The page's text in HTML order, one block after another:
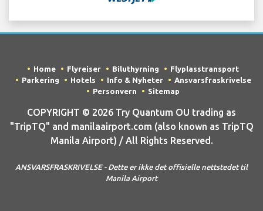
Home Flyreiser Biluthyrning
Flyplasstransport
Parkering
Hotels Info & Nyheter
Ansvarsfraskrivelse
Personvern
Sitemap
COPYRIGHT © 2026 Try Quantum OU trading as
"TripTQ" and manilaairport.com (also known as TripTQ
Manila Airport) / All Rights Reserved.
ANSVARSFRASKRIVELSE - Dette er ikke det offisielle nettstedet til
Manila Airport